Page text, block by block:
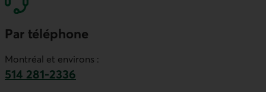
Par téléphone
Montréal et environs :
514 281-2336